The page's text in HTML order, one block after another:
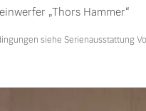
„Thors Hammer“
siehe Serienausstattung